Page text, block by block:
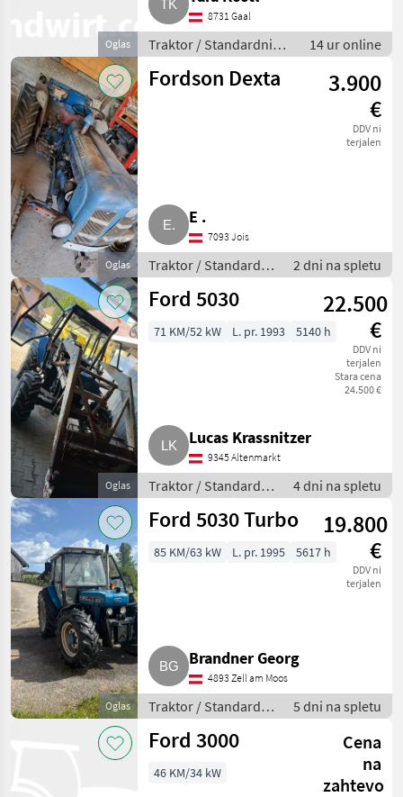
Oglas
8731 Gaal
Traktor / Standardni
traktor
14 ur online
Oglas
Fordson Dexta
3.900
€
DDV ni
terjalen
E .
7093 Jois
Traktor / Standardni
traktor
2 dni na spletu
Oglas
Ford 5030
22.500
€
DDV ni
terjalen
Stara cena
24.500 €
71 KM/52 kW L. pr. 1993 5140 h
Lucas Krassnitzer
9345 Altenmarkt
Traktor / Standardni
traktor
4 dni na spletu
Oglas
Ford 5030 Turbo
19.800
€
DDV ni
terjalen
85 KM/63 kW L. pr. 1995 5617 h
Brandner Georg
4893 Zell am Moos
Traktor / Standardni
traktor
5 dni na spletu
Ford 3000
Cena
na
zahtevo
46 KM/34 kW